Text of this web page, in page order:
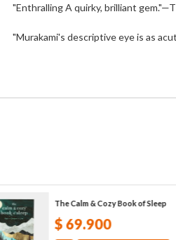
"Enthralling A quirky, brilliant
"Murakami's descriptive eye is as
The Calm & Cozy Book of Sleep
$69.900